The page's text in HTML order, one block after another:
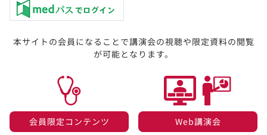
本サイトの会員になることで講演会の視聴や限定資料の閲覧
が可能となります。
会員限定コンテンツ​
Web講演会​